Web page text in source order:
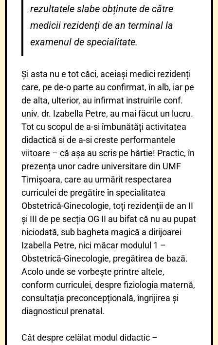
rezultatele slabe obținute de către
medicii rezidenți de an terminal la
examenul de specialitate.
Și asta nu e tot căci, aceiași medici rezidenți
care, pe de-o parte au confirmat, în alb, iar pe
de alta, ulterior, au infirmat instruirile conf.
univ. dr. Izabella Petre, au mai făcut un lucru.
Tot cu scopul de a-si îmbunătăți activitatea
didactică si de a-si creste performantele
viitoare – că așa au scris pe hârtie! Practic, în
prezența unor cadre universitare din UMF
Timișoara, care au urmărit respectarea
curriculei de pregătire în specialitatea
Obstetrică-Ginecologie, toți rezidenții de an II
și III de pe secția OG II au bifat că nu au pupat
niciodată, sub bagheta magică a dirijoarei
Izabella Petre, nici măcar modulul 1 –
Obstetrică-Ginecologie, pregătirea de bază.
Acolo unde se vorbește printre altele,
conform curriculei, despre fiziologia maternă,
consultația preconcepțională, îngrijirea și
diagnosticul prenatal.
Cât despre celălat modul didactic –